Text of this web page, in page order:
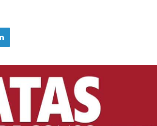
Linkedin